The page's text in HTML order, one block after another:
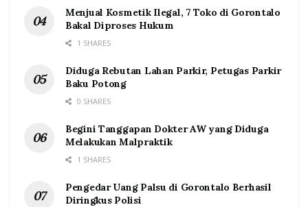
Menjual Kosmetik Ilegal, 7 Toko di Gorontalo
Bakal Diproses Hukum
1 SHARES
Diduga Rebutan Lahan Parkir, Petugas Parkir
Baku Potong
0 SHARES
Begini Tanggapan Dokter AW yang Diduga
Melakukan Malpraktik
1 SHARES
Pengedar Uang Palsu di Gorontalo Berhasil
Diringkus Polisi